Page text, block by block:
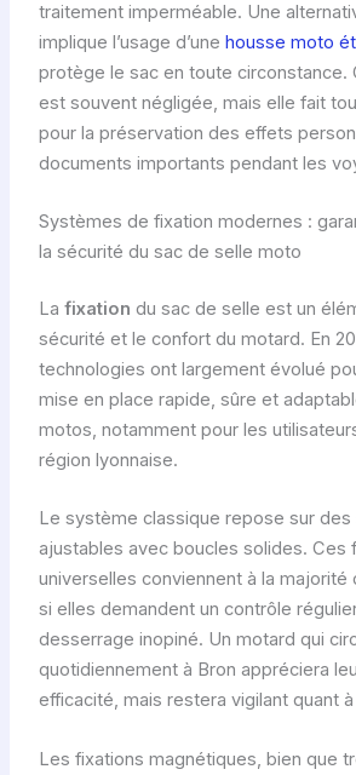
traitement imperméable. Une
implique l’usage d’une housse moto
protège le sac en toute circonstance.
est souvent négligée, mais elle fait
pour la préservation des effets
documents importants pendant les
Systèmes de fixation modernes :
la sécurité du sac de selle moto
La fixation du sac de selle est un
sécurité et le confort du motard. En
technologies ont largement évolué
mise en place rapide, sûre et
motos, notamment pour les
région lyonnaise.
Le système classique repose sur des
ajustables avec boucles solides. Ces
universelles conviennent à la majorité
si elles demandent un contrôle
desserrage inopiné. Un motard qui
quotidiennement à Bron appréciera
efficacité, mais restera vigilant quant
Les fixations magnétiques, bien que